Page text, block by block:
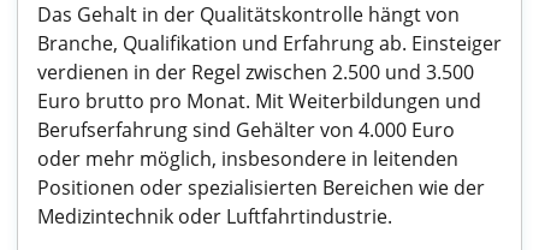
Das Gehalt in der Qualitätskontrolle hängt von
Branche, Qualifikation und Erfahrung ab. Einsteiger
verdienen in der Regel zwischen 2.500 und 3.500
Euro brutto pro Monat. Mit Weiterbildungen und
Berufserfahrung sind Gehälter von 4.000 Euro
oder mehr möglich, insbesondere in leitenden
Positionen oder spezialisierten Bereichen wie der
Medizintechnik oder Luftfahrtindustrie.